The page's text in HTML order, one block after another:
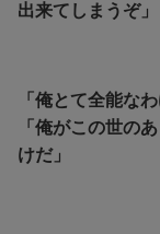
出来てしまうぞ」
「俺とて全能な
「俺がこの世の
けだ」